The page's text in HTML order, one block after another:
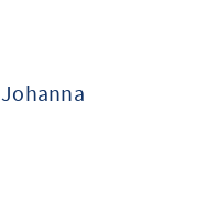
Johanna